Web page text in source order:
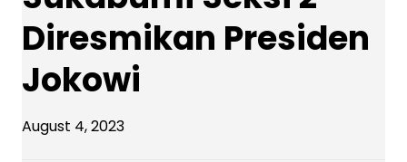
Diresmikan Presiden
Jokowi
August 4, 2023